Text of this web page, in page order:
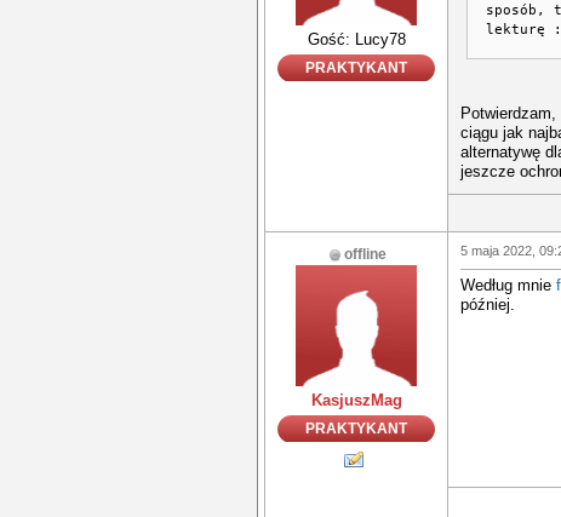
Gość: Lucy78
PRAKTYKANT
sposób,
lekturę
ciągu jak
alternatywę
jeszcze
offline
KasjuszMag
PRAKTYKANT
5 maja 2022,
Według mnie
później.